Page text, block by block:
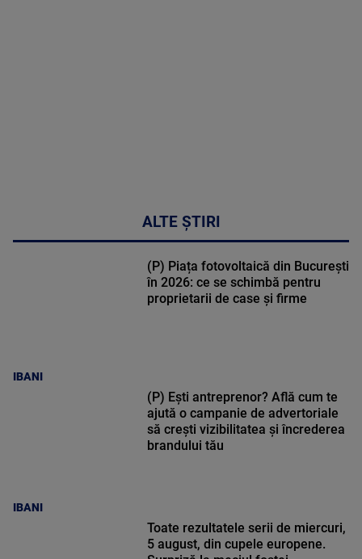
ALTE ȘTIRI
IBANI
(P) Piața fotovoltaică din București
în 2026: ce se schimbă pentru
proprietarii de case și firme
IBANI
(P) Ești antreprenor? Află cum te
ajută o campanie de advertoriale
să crești vizibilitatea și încrederea
brandului tău
Toate rezultatele serii de miercuri,
5 august, din cupele europene.